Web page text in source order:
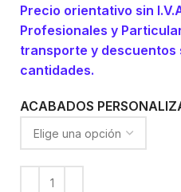
Precio orientativo sin
Profesionales y
transporte y descuentos
cantidades.
ACABADOS